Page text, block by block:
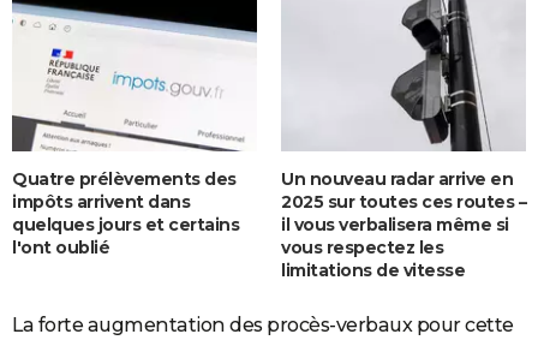
Quatre prélèvements des
impôts arrivent dans
quelques jours et certains
l'ont oublié
Un nouveau radar arrive en
2025 sur toutes ces routes –
il vous verbalisera même si
vous respectez les
limitations de vitesse
La forte augmentation des procès-verbaux pour cette